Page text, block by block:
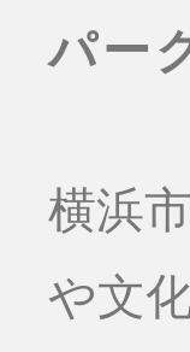
パー
横浜
や文